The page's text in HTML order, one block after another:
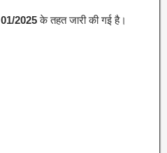
01/2025के तहत जारी की गई है।